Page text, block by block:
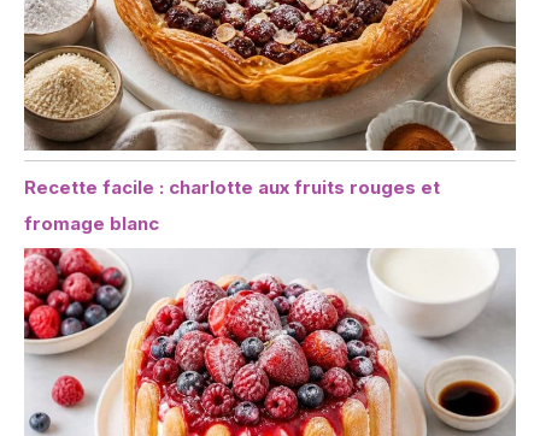
Recette facile : charlotte aux fruits rouges et
fromage blanc